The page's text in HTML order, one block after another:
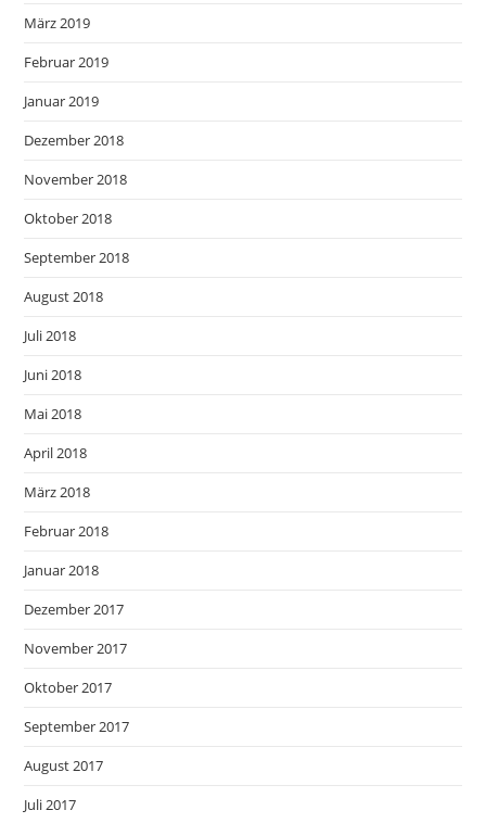
März 2019
Februar 2019
Januar 2019
Dezember 2018
November 2018
Oktober 2018
September 2018
August 2018
Juli 2018
Juni 2018
Mai 2018
April 2018
März 2018
Februar 2018
Januar 2018
Dezember 2017
November 2017
Oktober 2017
September 2017
August 2017
Juli 2017